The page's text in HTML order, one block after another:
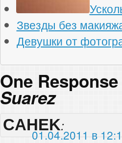
Звезды без
Девушки от
One
Suarez
CAHEK:
01.04.2011 в